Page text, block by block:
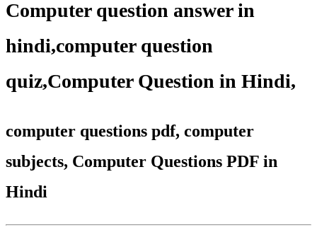
Computer question answer in
hindi,computer question
quiz,Computer Question in Hindi,
computer questions pdf, computer
subjects, Computer Questions PDF in
Hindi